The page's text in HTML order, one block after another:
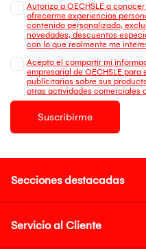
Autorizo a OECHSLE a
ofrecerme experiencias
contenido personalizado,
novedades, descuentos
con lo que realmente me
Acepto el compartir mi
empresarial de OECHSLE
publicitarias sobre sus
otras actividades comerciales
Suscribirme
Secciones destacadas
Servicio al Cliente